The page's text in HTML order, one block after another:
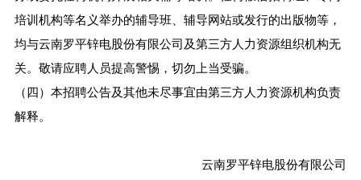
培训机构等名义举办的辅导班、辅导网站或发行的出版物等，
均与云南罗平锌电股份有限公司及第三方人力资源组织机构无
关。敬请应聘人员提高警惕，切勿上当受骗。
（四）本招聘公告及其他未尽事宜由第三方人力资源机构负责
解释。
云南罗平锌电股份有限公司